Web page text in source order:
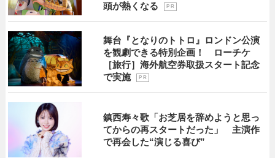
頭が熱くなる
P R
舞台『となりのトトロ』ロンドン公演
を観劇できる特別企画！ ローチケ
［旅行］海外航空券取扱スタート記念
で実施
P R
鎮西寿々歌「お芝居を辞めようと思っ
てからの再スタートだった」 主演作
で再会した“演じる喜び”